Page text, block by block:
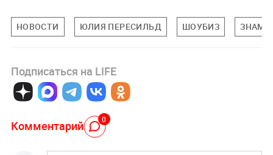
НОВОСТИ ЮЛИЯ ПЕРЕСИЛЬД ШОУБИЗ
Подписаться на LIFE
Комментарий 0